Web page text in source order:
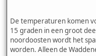
De temperaturen komen
15 graden in een groot
noordoosten wordt het
worden. Alleen de